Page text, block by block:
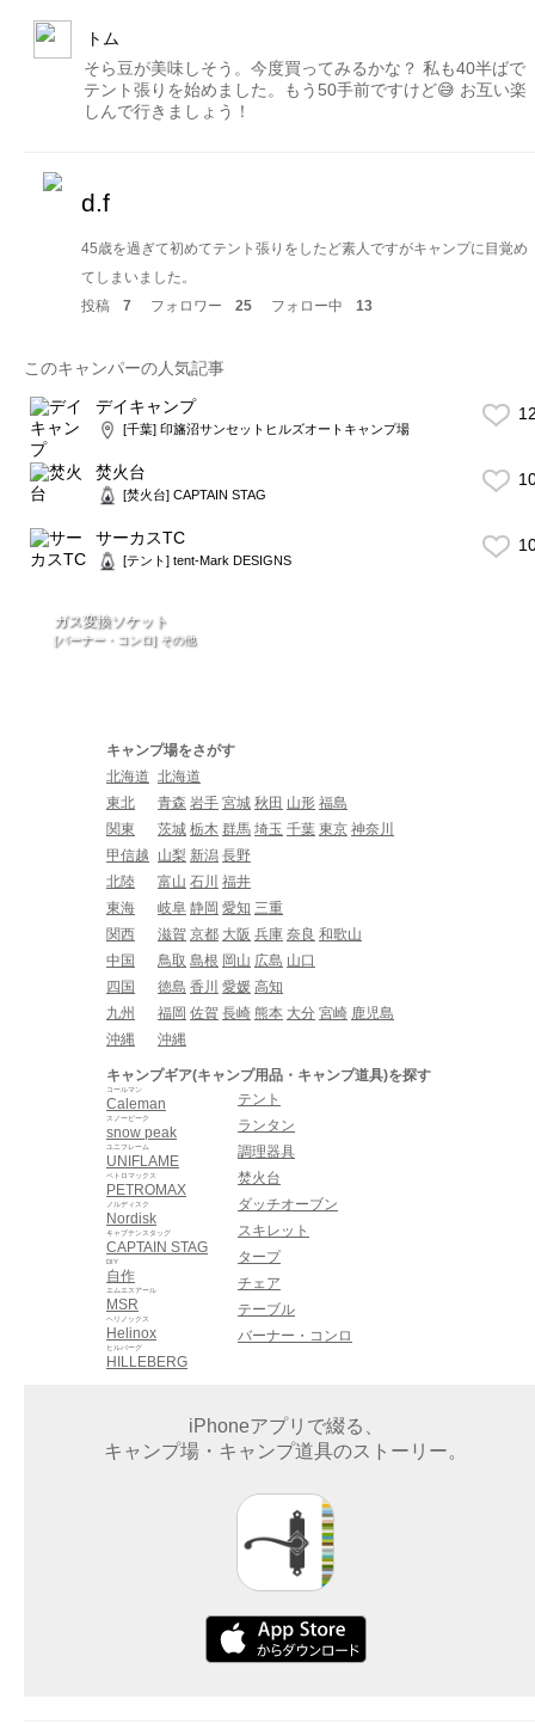
トム
そら豆が美味しそう。今度買ってみるかな？ 私も40半ばで
テント張りを始めました。もう50手前ですけど😅 お互い楽
しんで行きましょう！
d.f
45歳を過ぎて初めてテント張りをしたど素人ですがキャンプに目覚め
てしまいました。
投稿
7 フォロワー 25 フォロー中 13
このキャンパーの人気記事
デイキャンプ
[千葉] 印旛沼サンセットヒルズオートキャンプ場
焚火台
[焚火台] CAPTAIN STAG
サーカスTC
[テント] tent-Mark DESIGNS
ガス変換ソケット
[バーナー・コンロ] その他
キャンプ場をさがす
北海道 北海道
東北
青森 岩手 宮城 秋田 山形 福島
関東
茨城 栃木 群馬 埼玉 千葉 東京 神奈川
甲信越
山梨 新潟 長野
北陸
富山 石川 福井
東海
岐阜 静岡 愛知 三重
関西
滋賀 京都 大阪 兵庫 奈良 和歌山
中国
鳥取 島根 岡山 広島 山口
四国
徳島 香川 愛媛 高知
九州
福岡 佐賀 長崎 熊本 大分 宮崎 鹿児島
沖縄
沖縄
キャンプギア(キャンプ用品・キャンプ道具)を探す
Caleman
コールマン
snow peak
スノーピーク
UNIFLAME
ユニフレーム
PETROMAX
ペトロマックス
Nordisk
ノルディスク
CAPTAIN STAG
キャプテンスタッグ
自作
DIY
MSR
エムエスアール
Helinox
ヘリノックス
HILLEBERG
ヒルバーグ
テント
ランタン
調理器具
焚火台
ダッチオーブン
スキレット
タープ
チェア
テーブル
バーナー・コンロ
iPhoneアプリで綴る、
キャンプ場・キャンプ道具のストーリー。